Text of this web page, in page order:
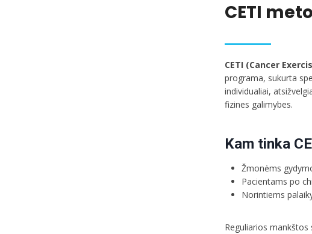
CETI
CETI (Cancer
programa, sukurta
individualiai,
fizines galimybes.
Kam tinka
Žmonėms
Pacientams po
Norintiems
Reguliarios mankštos